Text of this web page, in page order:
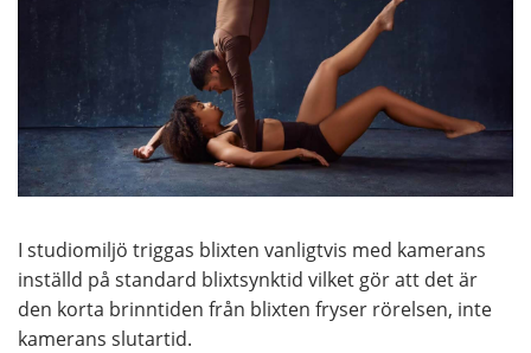
I studiomiljö triggas blixten vanligtvis med kamerans
inställd på standard blixtsynktid vilket gör att det är
den korta brinntiden från blixten fryser rörelsen, inte
kamerans slutartid.